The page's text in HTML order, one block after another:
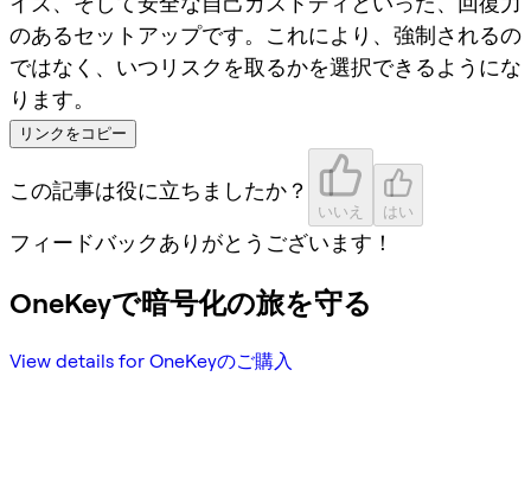
のあるセットアップです。これにより、強制されるの
ではなく、いつリスクを取るかを選択できるようにな
ります。
リンクをコピー
この記事は役に立ちましたか？
いいえ はい
フィードバックありがとうございます！
OneKeyで暗号化の旅を守る
View details for OneKeyのご購入